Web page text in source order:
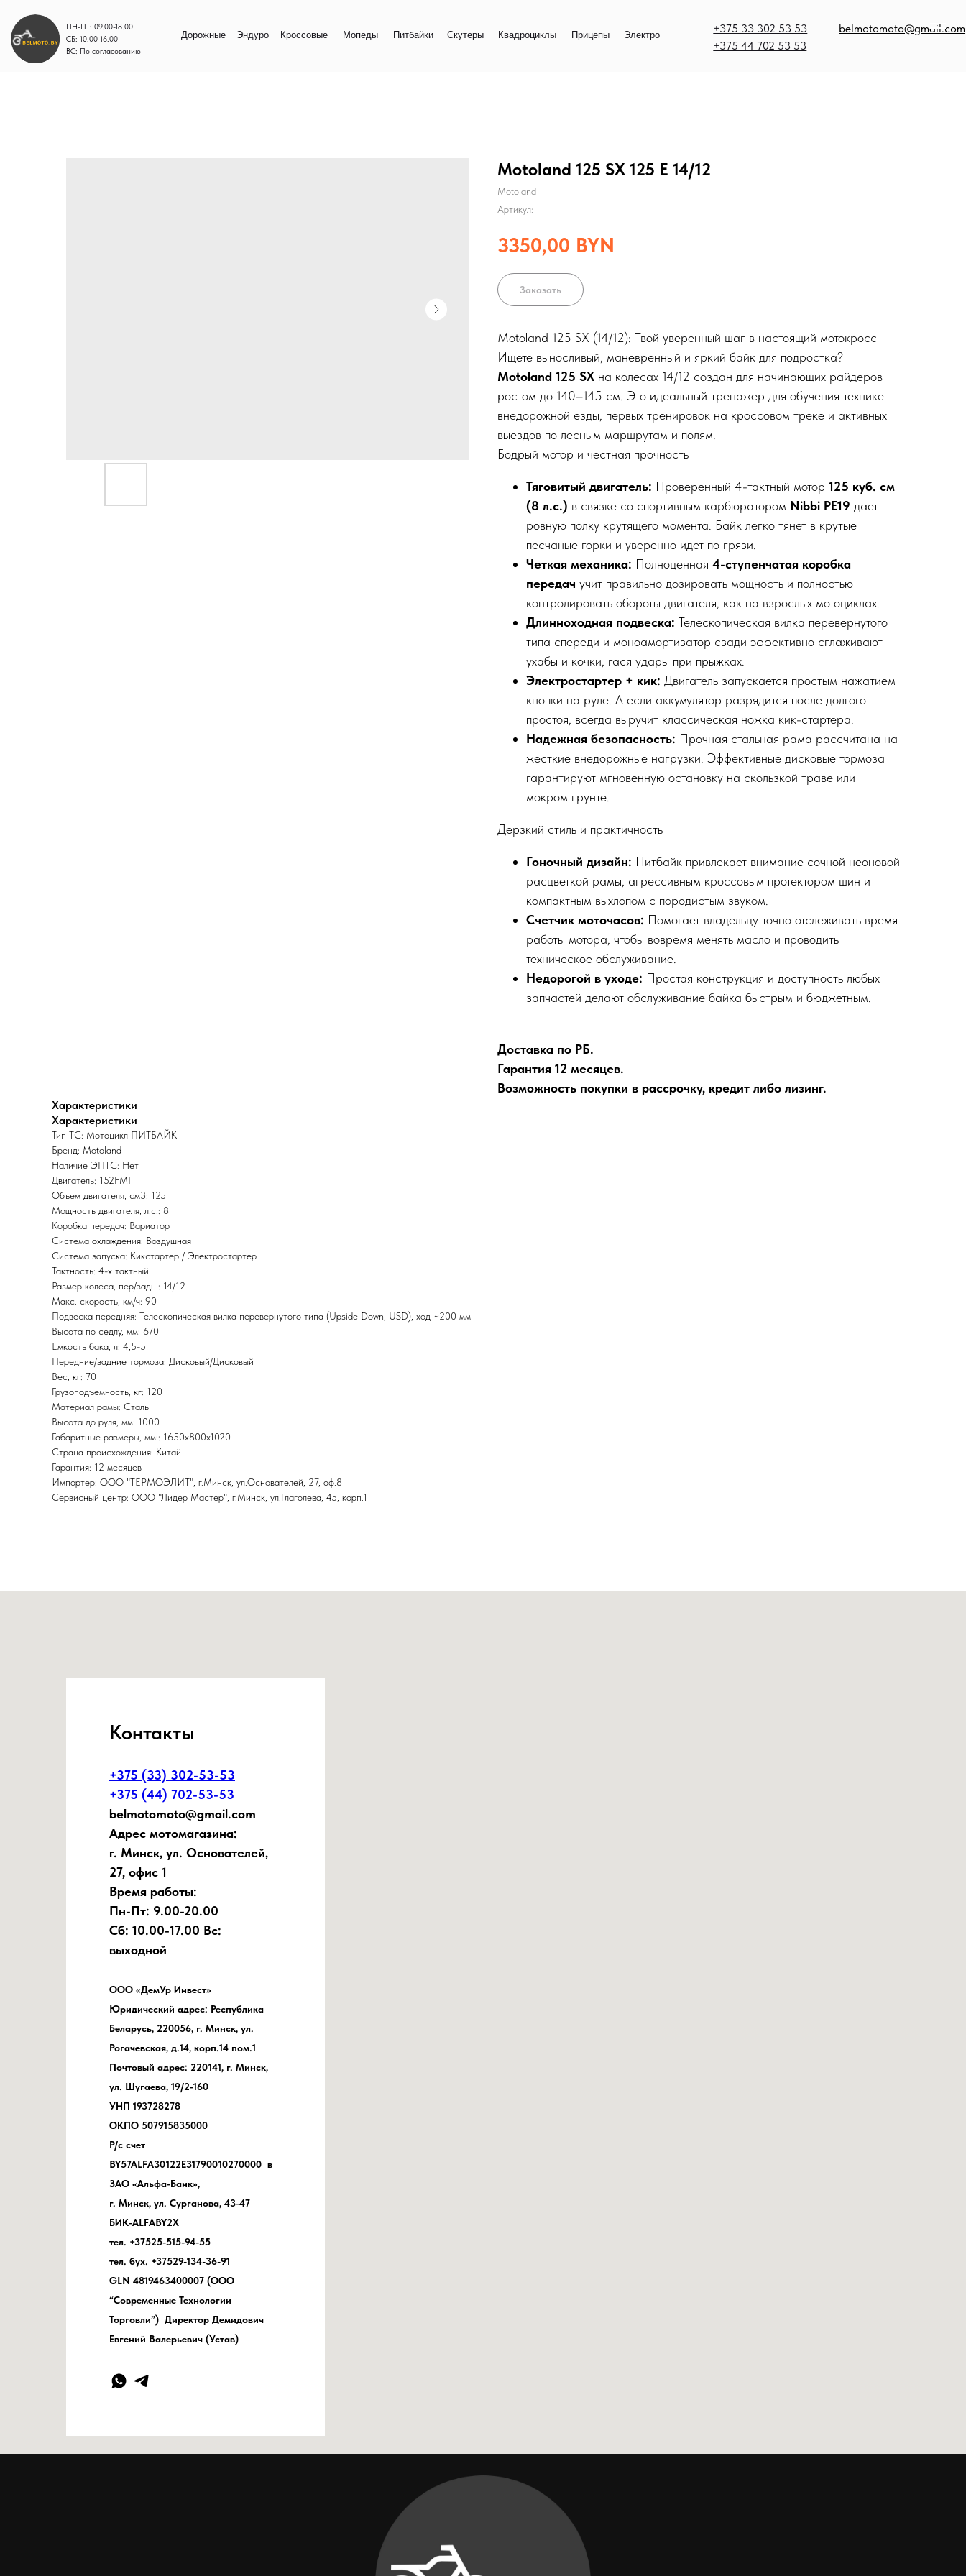
belmotomoto@gmail.com
+375 33 302 53 53
+375 44 702 53 53
ПН-ПТ: 09.00-18.00
СБ: 10.00-16.00
ВС: По согласованию
Дорожные Эндуро Кроссовые Мопеды Электро
Прицепы
Квадроциклы
Скутеры
Питбайки
Motoland 125 SX 125 E 14/12
Motoland
Артикул:
3350,00 BYN
Заказать
Motoland 125 SX (14/12): Твой уверенный шаг в настоящий мотокросс
Ищете выносливый, маневренный и яркий байк для подростка?
Motoland 125 SX на колесах 14/12 создан для начинающих райдеров
ростом до 140–145 см. Это идеальный тренажер для обучения технике
внедорожной езды, первых тренировок на кроссовом треке и активных
выездов по лесным маршрутам и полям.
Бодрый мотор и честная прочность
Тяговитый двигатель: Проверенный 4-тактный мотор 125 куб. см
(8 л.с.) в связке со спортивным карбюратором Nibbi PE19 дает
ровную полку крутящего момента. Байк легко тянет в крутые
песчаные горки и уверенно идет по грязи.
Четкая механика: Полноценная 4-ступенчатая коробка
передач учит правильно дозировать мощность и полностью
контролировать обороты двигателя, как на взрослых мотоциклах.
Длинноходная подвеска: Телескопическая вилка перевернутого
типа спереди и моноамортизатор сзади эффективно сглаживают
ухабы и кочки, гася удары при прыжках.
Электростартер + кик: Двигатель запускается простым нажатием
кнопки на руле. А если аккумулятор разрядится после долгого
простоя, всегда выручит классическая ножка кик-стартера.
Надежная безопасность: Прочная стальная рама рассчитана на
жесткие внедорожные нагрузки. Эффективные дисковые тормоза
гарантируют мгновенную остановку на скользкой траве или
мокром грунте.
Дерзкий стиль и практичность
Гоночный дизайн: Питбайк привлекает внимание сочной неоновой
расцветкой рамы, агрессивным кроссовым протектором шин и
компактным выхлопом с породистым звуком.
Счетчик моточасов: Помогает владельцу точно отслеживать время
работы мотора, чтобы вовремя менять масло и проводить
техническое обслуживание.
Недорогой в уходе: Простая конструкция и доступность любых
запчастей делают обслуживание байка быстрым и бюджетным.
Доставка по РБ.
Гарантия 12 месяцев.
Возможность покупки в рассрочку, кредит либо лизинг.
Характеристики
Характеристики
Тип ТС: Мотоцикл ПИТБАЙК
Бренд: Motoland
Наличие ЭПТС: Нет
Двигатель: 152FMI
Объем двигателя, см3: 125
Мощность двигателя, л.с.: 8
Коробка передач: Вариатор
Система охлаждения: Воздушная
Система запуска: Кикстартер / Электростартер
Тактность: 4-x тактный
Размер колеса, пер/задн.: 14/12
Макс. скорость, км/ч: 90
Подвеска передняя: Телескопическая вилка перевернутого типа (Upside Down, USD), ход ~200 мм
Высота по седлу, мм: 670
Емкость бака, л: 4,5-5
Передние/задние тормоза: Дисковый/Дисковый
Вес, кг: 70
Грузоподъемность, кг: 120
Материал рамы: Сталь
Высота до руля, мм: 1000
Габаритные размеры, мм:: 1650х800х1020
Страна происхождения: Китай
Гарантия: 12 месяцев
Импортер: ООО "ТЕРМОЭЛИТ", г.Минск, ул.Основателей, 27, оф.8
Сервисный центр: ООО "Лидер Мастер", г.Минск, ул.Глаголева, 45, корп.1
Контакты
+375 (33) 302-53-53
+375 (44) 702-53-53
belmotomoto@gmail.com
Адрес мотомагазина:
г. Минск, ул. Основателей,
27, офис 1
Время работы:
Пн-Пт: 9.00-20.00
Сб: 10.00-17.00 Вс:
выходной
ООО «ДемУр Инвест»
Юридический адрес: Республика
Беларусь, 220056, г. Минск, ул.
Рогачевская, д.14, корп.14 пом.1
Почтовый адрес: 220141, г. Минск,
ул. Шугаева, 19/2-160
УНП 193728278
ОКПО 507915835000
Р/с счет
BY57ALFA30122E31790010270000 в
ЗАО «Альфа-Банк»,
г. Минск, ул. Сурганова, 43-47
БИК-ALFABY2X
тел. +37525-515-94-55
тел. бух. +37529-134-36-91
GLN 4819463400007 (ООО
“Современные Технологии
Торговли”) Директор Демидович
Евгений Валерьевич (Устав)